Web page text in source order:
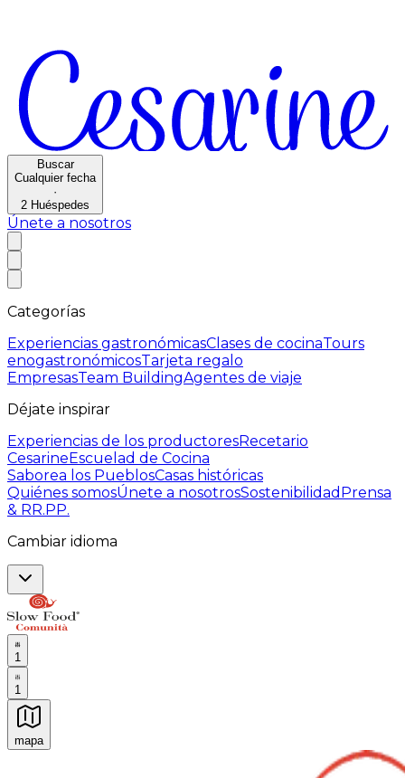
Buscar
Cualquier fecha
·
2 Huéspedes
Únete a nosotros
Categorías
Experiencias gastronómicasClases de cocinaTours
enogastronómicosTarjeta regalo
EmpresasTeam BuildingAgentes de viaje
Déjate inspirar
Experiencias de los productoresRecetario
CesarineEscuelad de Cocina
Saborea los PueblosCasas históricas
Quiénes somosÚnete a nosotrosSostenibilidad Prensa
& RR.PP.
Cambiar idioma
1
1
mapa
Experiencias culinarias inolvidables: Experiencias